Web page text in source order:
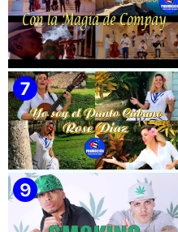
🟡 Naldo - ¨Falsas Promesas¨ 📺
Videoclip - 🎬 Dirección:
Visualeme
🟡 Grupo Compay Segundo ||
¨Con La Magia de Compay¨ ||
Música popular tradicional
cubana || Videoclip || CUBA